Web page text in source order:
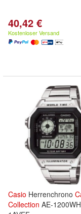
40,42 €
Kostenloser Versand
Casio Herrenchrono
Collection AE-